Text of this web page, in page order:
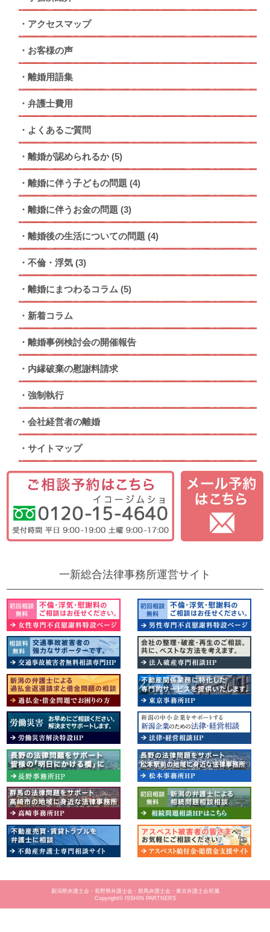
アクセスマップ
お客様の声
離婚用語集
弁護士費用
よくあるご質問
離婚が認められるか (5)
離婚に伴う子どもの問題 (4)
離婚に伴うお金の問題 (3)
離婚後の生活についての問題 (4)
不倫・浮気 (3)
離婚にまつわるコラム (5)
新着コラム
離婚事例検討会の開催報告
内縁破棄の慰謝料請求
強制執行
会社経営者の離婚
サイトマップ
一新総合法律事務所運営サイト
新潟県弁護士会・長野県弁護士会・群馬弁護士会・東京弁護士会所属
Copyright© ISSHIN PARTNERS